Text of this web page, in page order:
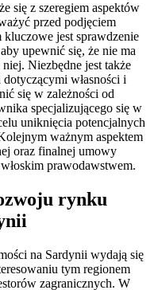
się z szeregiem aspektów
przed podjęciem
jest sprawdzenie
upewnić się, że nie ma
Niezbędne jest także
własności i
się w zależności od
specjalizującego się w
uniknięcia potencjalnych
ważnym aspektem
oraz finalnej umowy
prawodawstwem.
rynku
na Sardynii wydają się
tym regionem
zagranicznych. W